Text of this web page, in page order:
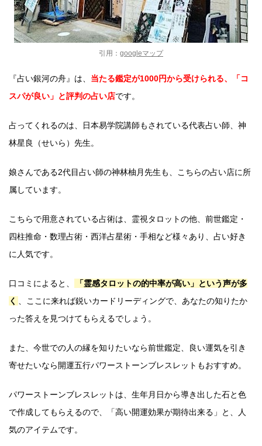
引用： googleマップ
『占い銀河の舟』は、 当たる鑑定が1000円から受けられる、「コ
スパが良い」と評判の占い店です。
占ってくれるのは、日本易学院講師もされている代表占い師、神
林星良（せいら）先生。
娘さんである2代目占い師の神林柚月先生も、こちらの占い店に所
属しています。
こちらで用意されている占術は、霊視タロットの他、前世鑑定・
四柱推命・数理占術・西洋占星術・手相など様々あり、占い好き
に人気です。
口コミによると、
「霊感タロットの的中率が高い」という声が多
く 、ここに来れば鋭いカードリーディングで、あなたの知りたか
った答えを見つけてもらえるでしょう。
また、今世での人の縁を知りたいなら前世鑑定、良い運気を引き
寄せたいなら開運五行パワーストーンブレスレットもおすすめ。
パワーストーンブレスレットは、生年月日から導き出した石と色
で作成してもらえるので、「高い開運効果が期待出来る」と、人
気のアイテムです。